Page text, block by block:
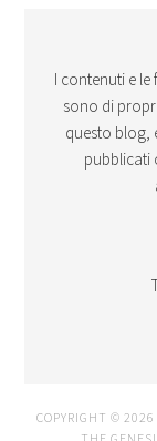
I contenuti e le
sono di
questo blog,
pubblicati
COPYRIGHT © 2026